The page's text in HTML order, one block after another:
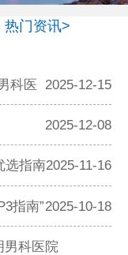
热门资讯>
科医 2025-12-15
2025-12-08
选指南2025-11-16
指南”2025-10-18
男科医院